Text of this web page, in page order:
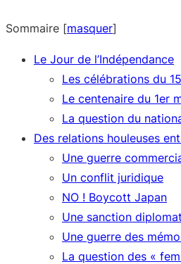
Sommaire [masquer]
Le Jour de l’Indépendance
Les célébrations du
Le centenaire du 1er
La question du
Des relations houleuses
Une guerre
Un conflit juridique
NO ! Boycott Japan
Une sanction
Une guerre des
La question des «